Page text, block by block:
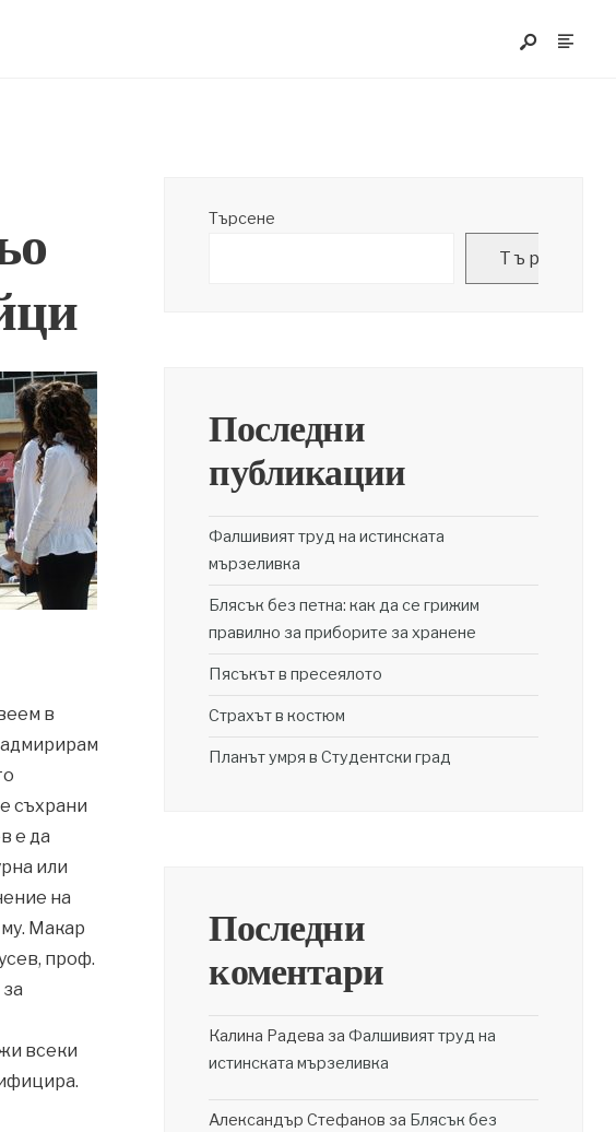
в
адмирирам
съхрани
е да
или
на
Макар
проф.
всеки
Търсене
Търсене
Последни
публикации
Фалшивият труд на истинската
мързеливка
Блясък без петна: как да се грижим
правилно за приборите за хранене
Пясъкът в пресеялото
Страхът в костюм
Планът умря в Студентски град
Последни
коментари
Калина Радева заФалшивият труд на
истинската мързеливка
Александър Стефанов за Блясък без